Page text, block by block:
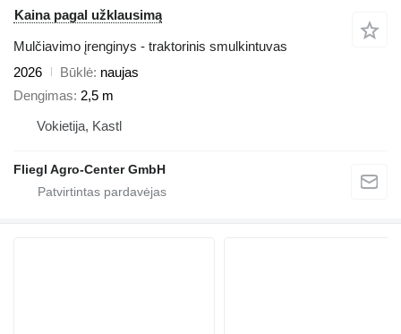
Kaina pagal užklausimą
Mulčiavimo įrenginys - traktorinis smulkintuvas
2026
Būklė naujas
Dengimas 2,5 m
Vokietija, Kastl
Fliegl Agro-Center GmbH